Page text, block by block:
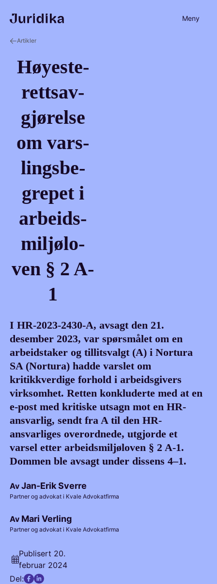
Meny
Artikler
Høy­este­
retts­av­
gjø­rel­se
om vars­
lings­be­
gre­pet i
ar­beids­
miljø­lo­
ven § 2 A-
1
I HR-2023-2430-A, avsagt den 21.
desember 2023, var spørsmålet om en
arbeidstaker og tillitsvalgt (A) i Nortura
SA (Nortura) hadde varslet om
kritikkverdige forhold i arbeidsgivers
virksomhet. Retten konkluderte med at en
e-post med kritiske utsagn mot en HR-
ansvarlig, sendt fra A til den HR-
ansvarliges overordnede, utgjorde et
varsel etter arbeidsmiljøloven § 2 A-1.
Dommen ble avsagt under dissens 4–1.
Av Jan-Erik Sverre
Partner og advokat i Kvale Advokatfirma
Av Mari Verling
Partner og advokat i Kvale Advokatfirma
Publisert 20.
februar 2024
Del: